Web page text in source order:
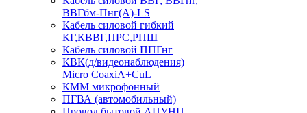
ВВГбм-Пнг(А)-LS
Кабель силовой гибкий
КГ,КВВГ,ПРС,РПШ
Кабель силовой ППГнг
КВК(д/видеонаблюдения)
Micro CoaxiA+CuL
КММ микрофонный
ПГВА (автомобильный)